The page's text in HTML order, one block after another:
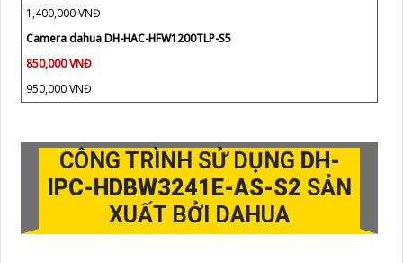
1,400,000 VNĐ
Camera dahua DH-HAC-HFW1200TLP-S5
850,000 VNĐ
950,000 VNĐ
CÔNG TRÌNH SỬ DỤNG DH-
IPC-HDBW3241E-AS-S2 SẢN
XUẤT BỞI DAHUA